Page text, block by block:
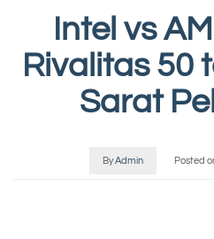
Intel vs
Rivalitas 50
Sarat
ByAdmin Posted